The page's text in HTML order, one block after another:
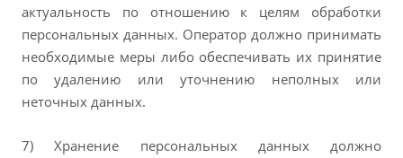
актуальность по отношению к целям обработки
персональных данных. Оператор должно принимать
необходимые меры либо обеспечивать их принятие
по удалению или уточнению неполных или
неточных данных.
7) Хранение персональных данных должно